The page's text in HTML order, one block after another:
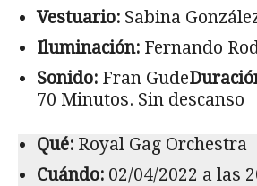
Vestuario: Sabina
Iluminación: Fernando
Sonido: Fran Gude
70 Minutos. Sin descanso
Qué: Royal Gag Orchestra
Cuándo: 02/04/2022 a las